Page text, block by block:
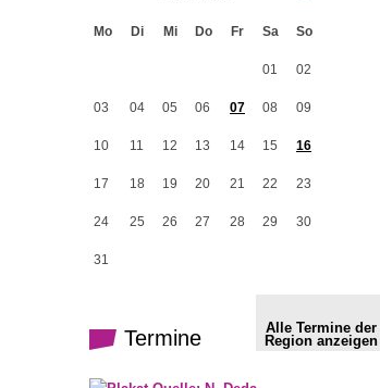
Mo Di Mi Do Fr Sa So
01 02
03 04 05 06 07 08 09
10 11 12 13 14 15 16
17 18 19 20 21 22 23
24 25 26 27 28 29 30
31
Termine
Alle Termine der
Region anzeigen